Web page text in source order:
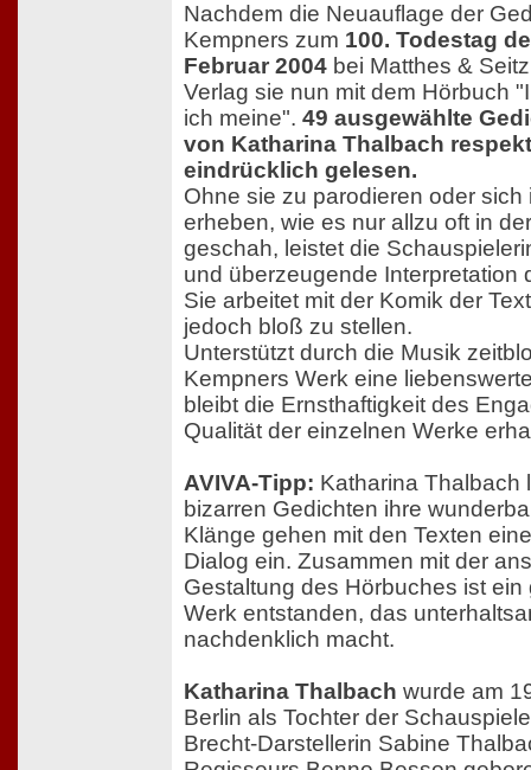
Nachdem die Neuauflage der
Kempners zum 100. Todestag
Februar 2004 bei Matthes &
Verlag sie nun mit dem Hörbuch
ich meine". 49 ausgewählte
von Katharina Thalbach
eindrücklich gelesen.
Ohne sie zu parodieren oder
erheben, wie es nur allzu oft in
geschah, leistet die
und überzeugende Interpretation
Sie arbeitet mit der Komik der
jedoch bloß zu stellen.
Unterstützt durch die Musik
Kempners Werk eine
bleibt die Ernsthaftigkeit des
Qualität der einzelnen Werke
AVIVA-Tipp: Katharina Thalbach
bizarren Gedichten ihre
Klänge gehen mit den Texten
Dialog ein. Zusammen mit der
Gestaltung des Hörbuches ist
Werk entstanden, das
nachdenklich macht.
Katharina Thalbach wurde am
Berlin als Tochter der
Brecht-Darstellerin Sabine